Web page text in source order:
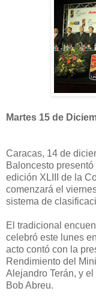
Martes 15 de
Caracas, 14 de
Baloncesto
edición XLIII de la
comenzará el
sistema de
El tradicional
celebró este lunes
acto contó con la
Rendimiento del
Alejandro Terán, y
Bob Abreu.